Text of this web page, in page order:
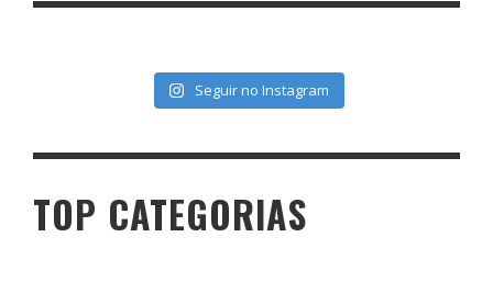
Seguir no Instagram
TOP CATEGORIAS